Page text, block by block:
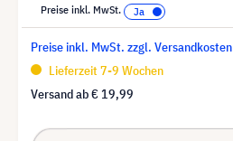
Preise inkl. MwSt.
Preise inkl. MwSt. zzgl. Versandkosten
Lieferzeit 7-9 Wochen
Versand ab€ 19,99